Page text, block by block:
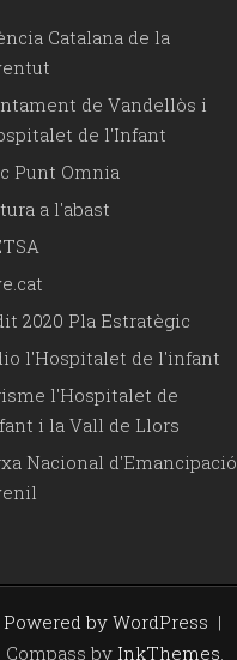
Catalana de la
de Vandellòs i
de l'Infant
Punt Omnia
a l'abast
2020 Pla Estratègic
l'Hospitalet de l'infant
l'Hospitalet de
i la Vall de Llors
Nacional d'Emancipació
Powered by WordPress |
Compass by InkThemes.